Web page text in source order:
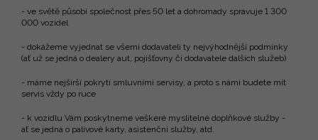
- ve světě působí společnost přes 50 let a dohromady spravuje 1 300
000 vozidel
- dokážeme vyjednat se všemi dodavateli ty nejvýhodnější podmínky
(ať už se jedná o dealery aut, pojišťovny či dodavatele dalších služeb)
- máme nejširší pokrytí smluvními servisy, a proto s námi budete mít
servis vždy po ruce
- k vozidlu Vám poskytneme veškeré myslitelné doplňkové služby -
ať se jedná o palivové karty, asistenční služby, atd.